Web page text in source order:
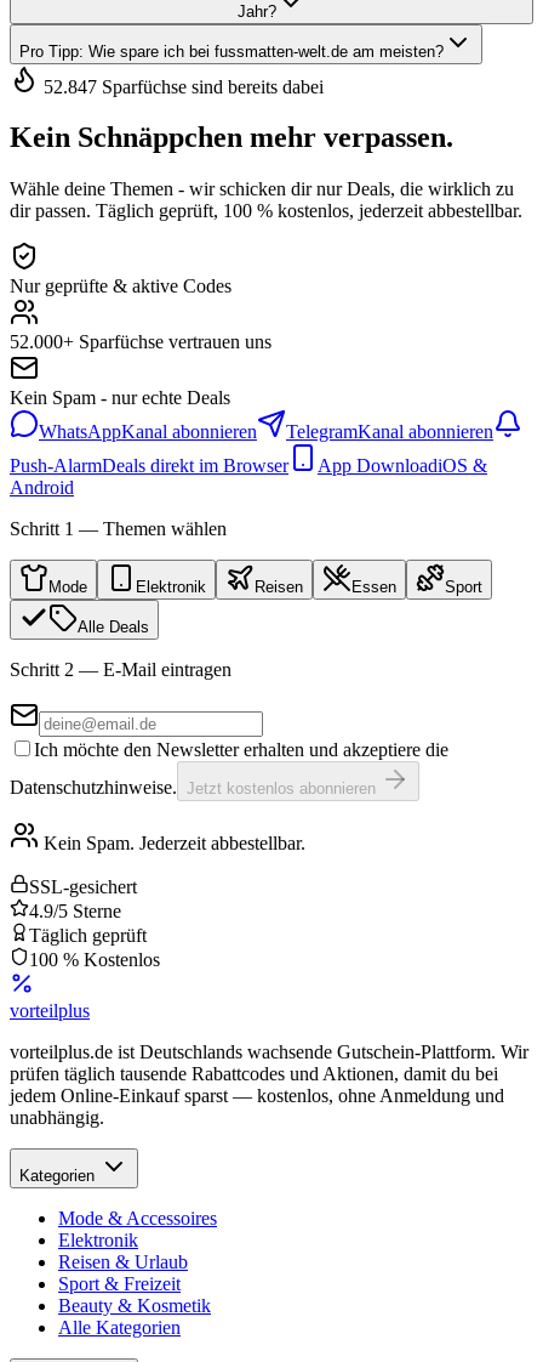
Jahr?
Pro Tipp: Wie spare ich bei fussmatten-welt.de am meisten?
52.847 Sparfüchse sind bereits dabei
Kein Schnäppchen mehr verpassen.
Wähle deine Themen - wir schicken dir nur Deals, die wirklich zu
dir passen. Täglich geprüft, 100 % kostenlos, jederzeit abbestellbar.
Nur geprüfte & aktive Codes
52.000+ Sparfüchse vertrauen uns
Kein Spam - nur echte Deals
WhatsAppKanal abonnieren TelegramKanal abonnieren
Push-AlarmDeals direkt im Browser App DownloadiOS &
Android
Schritt 1 — Themen wählen
Mode Elektronik Reisen Essen Sport
Alle Deals
Schritt 2 — E-Mail eintragen
Ich möchte den Newsletter erhalten und akzeptiere die
Datenschutzhinweise. Jetzt kostenlos abonnieren
Kein Spam. Jederzeit abbestellbar.
SSL-gesichert
4.9/5 Sterne
Täglich geprüft
100 % Kostenlos
vorteilplus
vorteilplus.de ist Deutschlands wachsende Gutschein-Plattform. Wir
prüfen täglich tausende Rabattcodes und Aktionen, damit du bei
jedem Online-Einkauf sparst — kostenlos, ohne Anmeldung und
unabhängig.
Kategorien
Mode & Accessoires
Elektronik
Reisen & Urlaub
Sport & Freizeit
Beauty & Kosmetik
Alle Kategorien